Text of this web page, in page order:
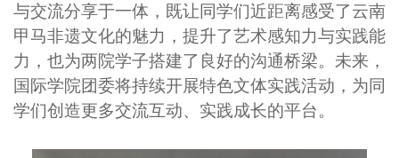
与交流分享于一体，既让同学们近距离感受了云南
甲马非遗文化的魅力，提升了艺术感知力与实践能
力，也为两院学子搭建了良好的沟通桥梁。未来，
国际学院团委将持续开展特色文体实践活动，为同
学们创造更多交流互动、实践成长的平台。